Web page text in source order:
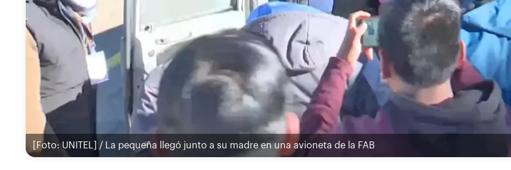
[Foto: UNITEL] / La pequeña llegó junto a su madre en una avioneta de la FAB